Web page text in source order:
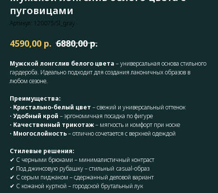
пуговицами
Артикул: 120075/Sl_gray
4590,00 р. 6880,00 р.
Мужской лонгслив белого цвета – универсальная основа стильного
гардероба. Идеально подходит для создания лаконичных образов в
любом сезоне.
Преимущества:
• Кристально-белый цвет – свежий и универсальный оттенок
• Удобный крой – эргономичная посадка по фигуре
• Качественный трикотаж– мягкость и комфорт при носке
• Многослойность– отлично сочетается с верхней одеждой
Стилевые решения:
✔ С черными брюками – минималистичный контраст
✔ Под джинсовую рубашку – стильный casual-образ
✔ С серым пиджаком – сдержанный деловой вариант
✔ С кожаной курткой – городской брутальный лук